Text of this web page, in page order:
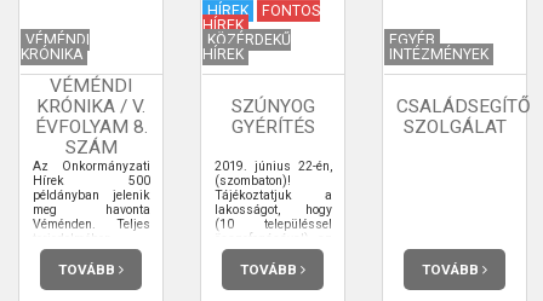
VÉMÉNDI
KRÓNIKA
VÉMÉNDI
KRÓNIKA / V.
ÉVFOLYAM 8.
SZÁM
Az Önkormányzati
Hírek 500
példányban jelenik
meg havonta
Véménden. Teljes
terjedelmében
elolvashatja.
TOVÁBB
HÍREK
FONTOS
HÍREK
KÖZÉRDEKŰ
HÍREK
SZÚNYOG
GYÉRÍTÉS
2019. június 22-én,
(szombaton)!
Tájékoztatjuk a
lakosságot, hogy
(10 településsel
összefogásával) az
Önkormányzat
megbízásából 2019.
június 22-én,
TOVÁBB
EGYÉB
INTÉZMÉNYEK
CSALÁDSEGÍTŐ
SZOLGÁLAT
TOVÁBB